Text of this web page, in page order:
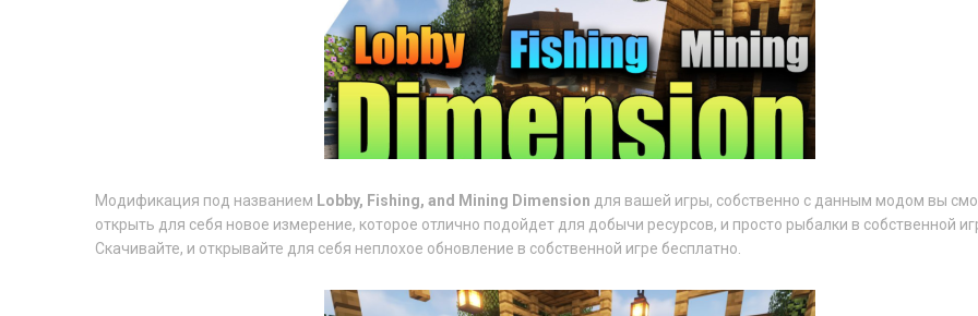
Модификация под названием Lobby, Fishing, and Mining Dimension для вашей игры, собственно с данным модом вы
открыть для себя новое измерение, которое отлично подойдет для добычи ресурсов, и просто рыбалки в собственной
Скачивайте, и открывайте для себя неплохое обновление в собственной игре бесплатно.